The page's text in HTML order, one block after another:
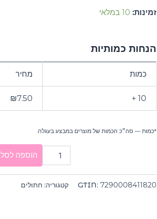
זמינות: 10 במלאי
הנחות כמותיות
כמות מחיר
10 +
₪7.50
*כמות — סה״כ הכמות של מוצרים במבצע בעגלה.
400ג
הוספה לסל
GTIN: 7290008411820 קטגוריה: חתולים